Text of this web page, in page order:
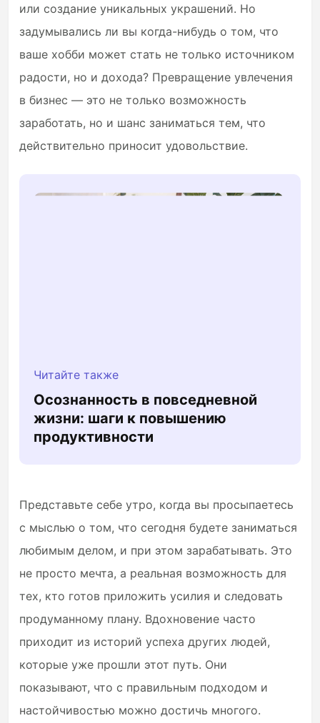
или создание уникальных украшений. Но
задумывались ли вы когда-нибудь о том, что
ваше хобби может стать не только источником
радости, но и дохода? Превращение увлечения
в бизнес — это не только возможность
заработать, но и шанс заниматься тем, что
действительно приносит удовольствие.
Читайте также
Осознанность в повседневной
жизни: шаги к повышению
продуктивности
Представьте себе утро, когда вы просыпаетесь
с мыслью о том, что сегодня будете заниматься
любимым делом, и при этом зарабатывать. Это
не просто мечта, а реальная возможность для
тех, кто готов приложить усилия и следовать
продуманному плану. Вдохновение часто
приходит из историй успеха других людей,
которые уже прошли этот путь. Они
показывают, что с правильным подходом и
настойчивостью можно достичь многого.